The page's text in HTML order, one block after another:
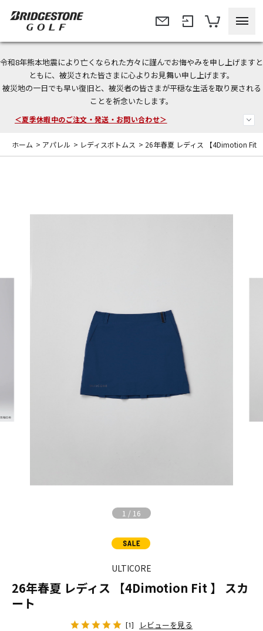
令和8年熊本地震により亡くなられた方々に謹んでお悔やみを申し上げますと
ともに、被災された皆さまに心よりお見舞い申し上げます。
被災地の一日でも早い復旧と、被災者の皆さまが平穏な生活を取り戻される
ことを祈念いたします。
今なら新規会員登録で1,000円OFFクーポンプレゼント！
＜商品配送に関するお知らせ＞
＜夏季休暇中のご注文・発送・お問い合わせ＞
ホーム > アパレル > レディスボトムス > 26年春夏 レディス 【4Dimotion Fit
1 / 16
ULTICORE
26年春夏 レディス 【4Dimotion Fit 】 スカ
ート
[1] レビューを見る